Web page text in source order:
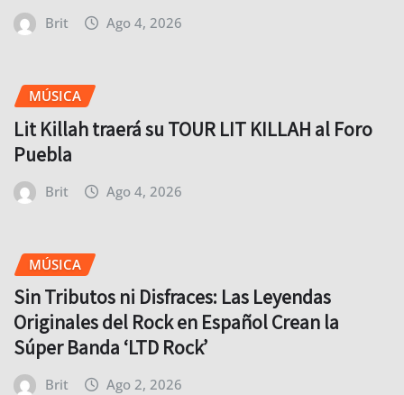
Brit Ago 4, 2026
MÚSICA
Lit Killah traerá su TOUR LIT KILLAH al Foro
Puebla
Brit Ago 4, 2026
MÚSICA
Sin Tributos ni Disfraces: Las Leyendas
Originales del Rock en Español Crean la
Súper Banda ‘LTD Rock’
Brit Ago 2, 2026